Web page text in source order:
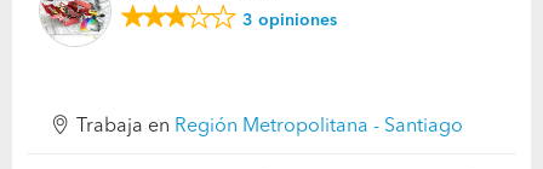
3 opiniones
Trabaja en Región Metropolitana - Santiago